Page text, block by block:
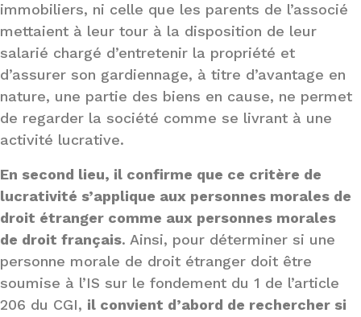
immobiliers, ni celle que les parents de l’associé
mettaient à leur tour à la disposition de leur
salarié chargé d’entretenir la propriété et
d’assurer son gardiennage, à titre d’avantage en
nature, une partie des biens en cause, ne permet
de regarder la société comme se livrant à une
activité lucrative.
En second lieu, il confirme que ce critère de
lucrativité s’applique aux personnes morales de
droit étranger comme aux personnes morales
de droit français. Ainsi, pour déterminer si une
personne morale de droit étranger doit être
soumise à l’IS sur le fondement du 1 de l’article
206 du CGI, il convient d’abord de rechercher si